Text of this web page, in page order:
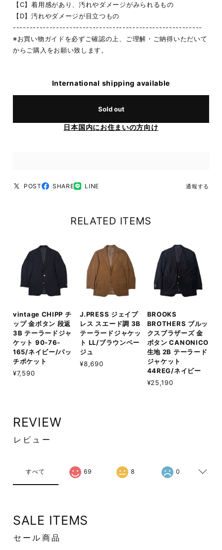
【C】着用感があり、汚れやダメージがみられるもの
【D】汚れやダメージが目立つもの
---------------------------------------------------------
※お買い物ガイドを必ずご確認の上、ご理解・ご納得いただいて
からご購入をお願い致します。
International shipping available
Sold out
日本国内にお住まいの方向け
POST SHARE LINE 通報する
RELATED ITEMS
vintage CHIPP チ
ップ 金ボタン 段返
3B テーラードジャ
ケット 90-76-
165/ネイビー/パッ
チポケット
¥7,590
J.PRESS ジェイプ
レス スエード調 3B
テーラードジャケッ
ト LL/ブラウンベー
ジュ
¥8,690
BROOKS
BROTHERS ブルッ
クスブラザーズ 金
ボタン CANONICO
生地 2B テーラード
ジャケット
44REG/ネイビー
¥25,190
REVIEW
レビュー
すべて 69 8 0
SALE ITEMS
セール商品